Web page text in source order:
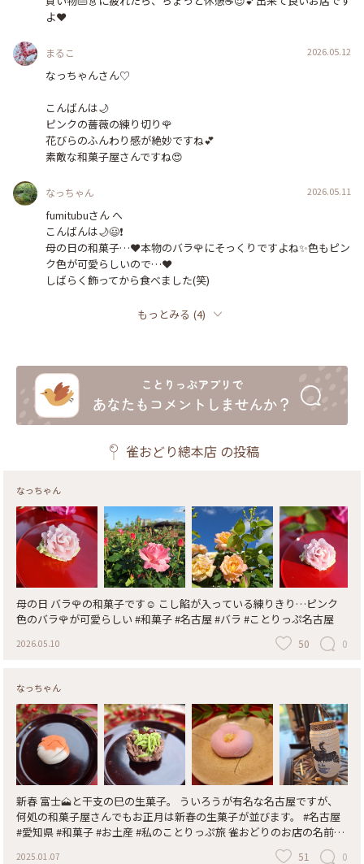
よ❤️
まるこ 2026.05.12
なっちゃんさん♡
こんばんは🌙
ピンクの薔薇の練り切り🌹
花びらのふんわり感が絶妙ですね💕
素敵な和菓子屋さんですね😍
なっちゃん 2026.05.11
fumitubuさん へ
こんばんは🌙😃❗
母の日の和菓子…❤️本物のバラ🌹にそっくりですよね✨色もピン
ク色が可愛らしいので…❤️
しばらく飾ってから食べました(笑)
もっとみる (4)
雀おどり總本店 の投稿
なっちゃん
母の日 バラ🌹の和菓子です☺️ こし餡が入っている練りきり…ピンク
色のバラ🌹が可愛らしい #和菓子 #名古屋 #バラ #ことりっぷ名古屋
2026.05.10 50 0
なっちゃん
新春 富士🗻と干支の巳の生菓子。 ういろうが有名な名古屋ですが、
何処の和菓子屋さんでもお正月は新春の生菓子が並びます。 #名古屋
#愛知県 #和菓子 #お土産 #私のことりっぷ旅 雀おどりのお店の名前か
ら鳥🐦の絵を… 鵜飼いの絵からの岐阜提灯と鵜飼いの陶壁画。
2025.01.07 51 0